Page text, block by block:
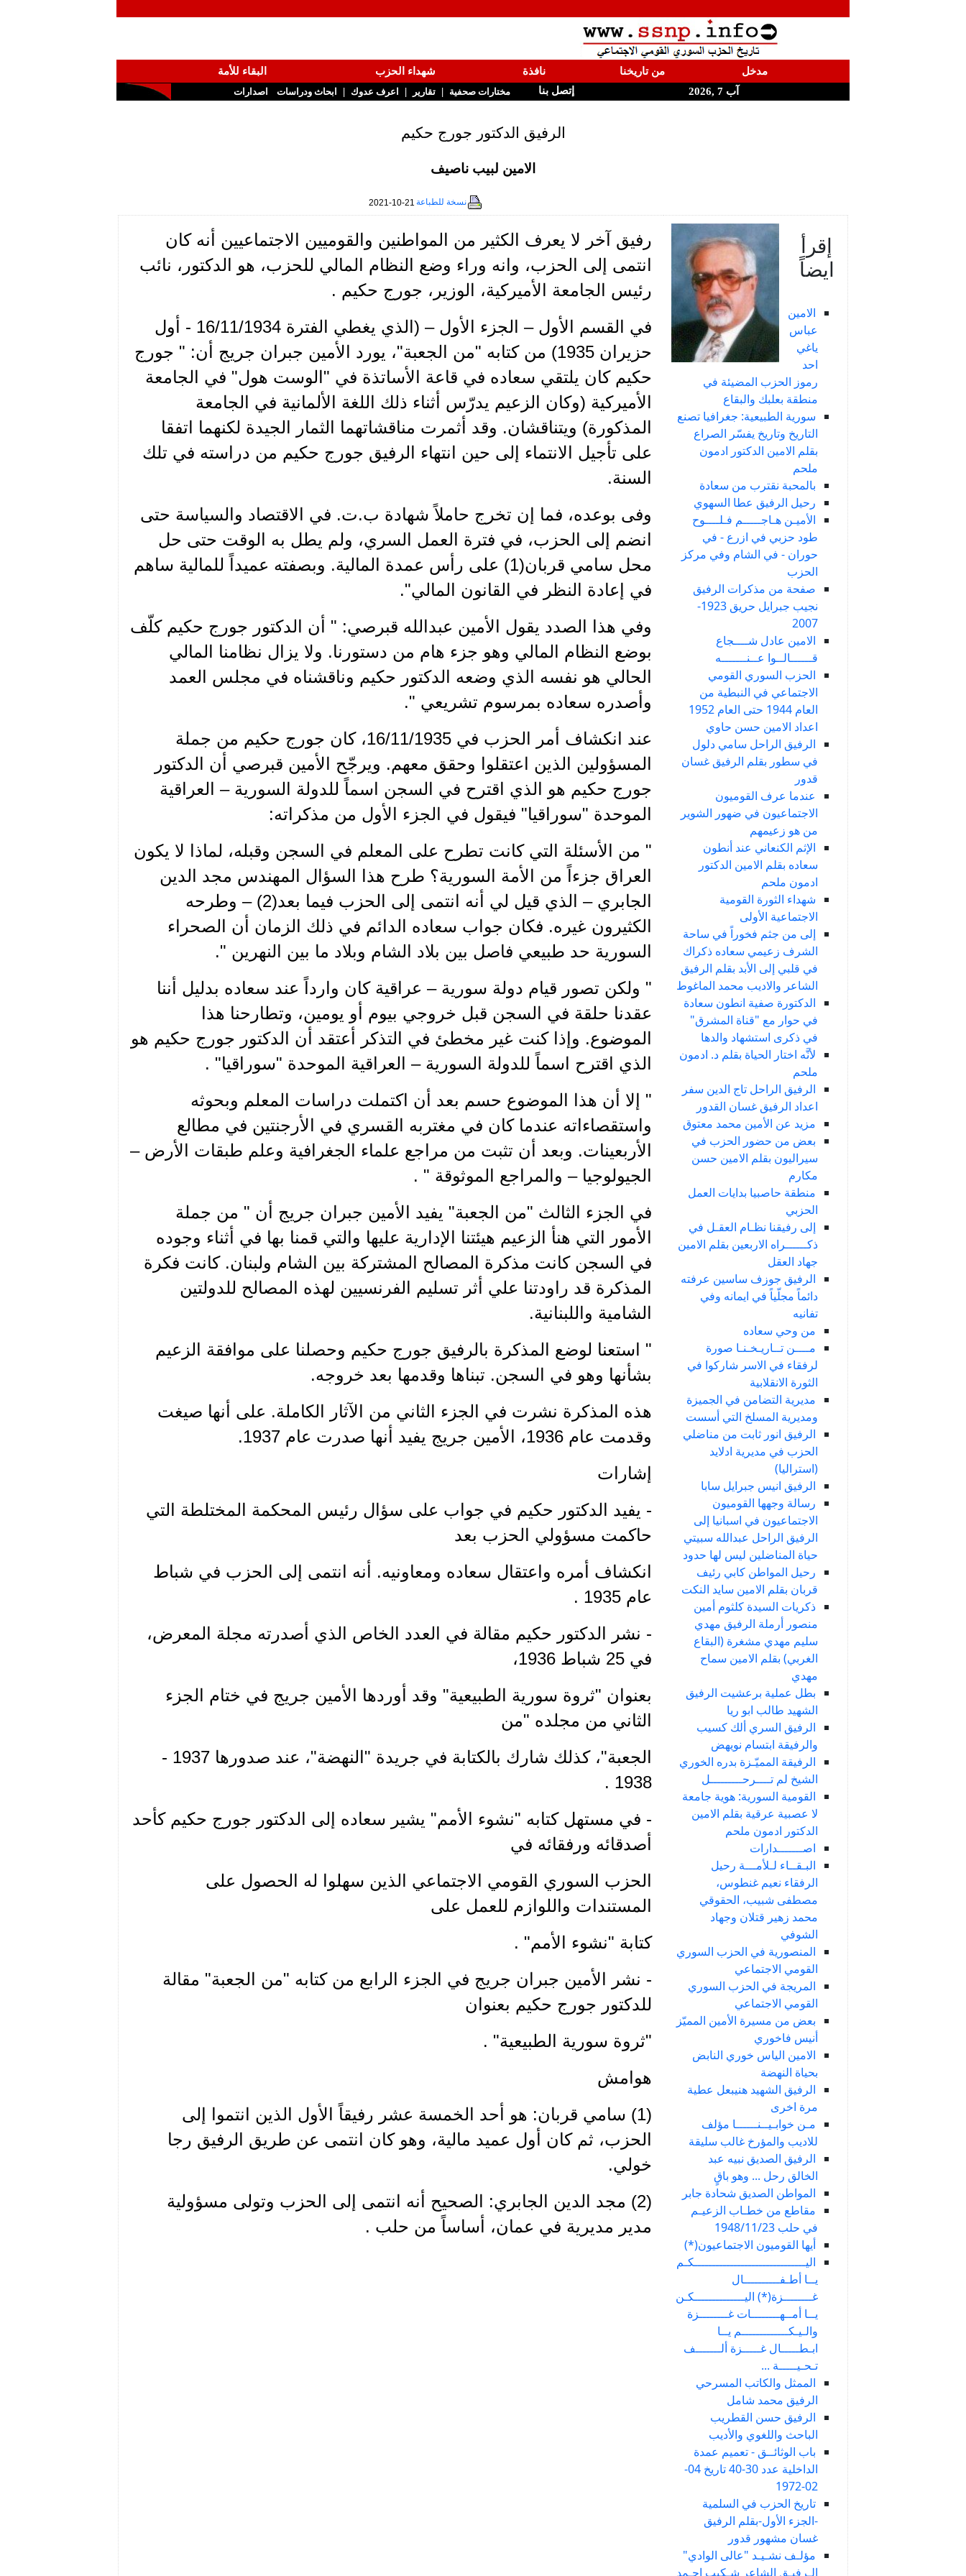
مدخل من تاريخنا نافذة شهداء الحزب
البقاء للأمة
آب 7 ,2026
إتصل بنا مختارات صحفية | تقارير | اعرف عدوك | ابحاث ودراسات اصدارات
الرفيق الدكتور جورج حكيم
الامين لبيب ناصيف
نسخة للطباعة 2021-10-21
إقرأ
ايضاً
الامين
عباس
ياغي
احد
رموز الحزب المضيئة في
منطقة بعلبك والبقاع
سورية الطبيعية: جغرافيا تصنع
التاريخ وتاريخ يفسّر الصراع
بقلم الامين الدكتور ادمون
ملحم
بالمحبة نقترب من سعادة
رحيل الرفيق عطا السهوي
الأميـن هـاجـــــم فـلــــوح
طود حزبي في ازرع - في
حوران - في الشام وفي مركز
الحزب
صفحة من مذكرات الرفيق
نجيب جبرايل حريق 1923-
2007
الامين عادل شــــجاع
قــــــالــوا عــنـــــــه
الحزب السوري القومي
الاجتماعي في النبطية من
العام 1944 حتى العام 1952
اعداد الامين حسن حاوي
الرفيق الراحل سامي دلول
في سطور بقلم الرفيق غسان
قدور
عندما عرف القوميون
الاجتماعيون في ضهور الشوير
من هو زعيمهم
الإثم الكنعاني عند أنطون
سعاده بقلم الامين الدكتور
ادمون ملحم
شهداء الثورة القومية
الاجتماعية الأولى
إلى من جثم فخوراً في ساحة
الشرف زعيمي سعاده ذكراك
في قلبي إلى الأبد بقلم الرفيق
الشاعر والاديب محمد الماغوط
الدكتورة صفية انطون سعادة
في حوار مع "قناة المشرق"
في ذكرى استشهاد والدها
لأنَّه اختار الحياة بقلم د. ادمون
ملحم
الرفيق الراحل تاج الدين سفر
اعداد الرفيق غسان القدور
مزيد عن الأمين محمد معتوق
بعض من حضور الحزب في
سيراليون بقلم الامين حسن
مكارم
منطقة حاصبيا بدايات العمل
الحزبي
إلى رفيقنا نظـام العقـل في
ذكــــــراه الاربعين بقلم الامين
جهاد العقل
الرفيق جوزف ساسين عرفته
دائماً مجلّياً في ايمانه وفي
تفانيه
من وحي سعاده
مــــن تــاريـخـنـا صورة
لرفقاء في الاسر شاركوا في
الثورة الانقلابية
مديرية التضامن في الجميزة
ومديرية المسلخ التي أسست
الرفيق انور ثابت من مناضلي
الحزب في مديرية ادلايد
(استراليا)
الرفيق انيس جبرايل سابا
رسالة وجهها القوميون
الاجتماعيون في اسبانيا إلى
الرفيق الراحل عبدالله سبيتي
حياة المناضلين ليس لها حدود
رحيل المواطن كابي رئيف
قربان بقلم الامين سايد النكت
ذكريات السيدة كلثوم أمين
منصور أرملة الرفيق مهدي
سليم مهدي مشغرة (البقاع
الغربي) بقلم الامين سماح
مهدي
بطل عملية برعشيت الرفيق
الشهيد طالب ابو ريا
الرفيق السري ألك كسيب
والرفيقة ابتسام نويهض
الرفيقة المميّـزة بدره الخوري
الشيخ لم تــــرحـــــــــل
القومية السورية: هوية جامعة
لا عصبية عرقية بقلم الامين
الدكتور ادمون ملحم
اصـــــــدارات
البـقــاء لـلأمـــة رحيل
الرفقاء نعيم غنطوس،
مصطفى شبيب، الحقوقي
محمد زهير قتلان وجهاد
الشوفي
المنصورية في الحزب السوري
القومي الاجتماعي
المريجة في الحزب السوري
القومي الاجتماعي
بعض من مسيرة الأمين المميّز
أنيس فاخوري
الامين الياس خوري النابض
بحياة النهضة
الرفيق الشهيد هنيبعل عطية
مرة اخرى
مـن خوابـيــنــــــا مؤلف
للاديب والمؤرخ غالب سليقة
الرفيق الصديق نبيه عبد
الخالق رحل ... وهو باقٍ
المواطن الصديق شحادة جابر
مقاطع من خطـاب الزعيـم
في حلب 1948/11/23
أيها القوميون الاجتماعيون(*)
اليـــــــــــــــــــــــــــــــكـم
يــا أطـفــــــــــال
غــــــــزة(*) اليــــــــــــــكـن
يــا أمــهــــــــات غــــــــزة
والـيـكـــــــــــــم يــا
ابـطـــــال غـــــزة ألـــــــف
تـحـيـــــة ...
الممثل والكاتب المسرحي
الرفيق محمد شامل
الرفيق حسن القطريب
الباحث واللغوي والأديب
باب الوثائــق - تعميم عمدة
الداخلية عدد 30-40 تاريخ 04-
02-1972
تاريخ الحزب في السلمية
-الجزء الأول-بقلم الرفيق
غسان مشهور قدور
مؤلـف نشـيـد "عالى الوادي"
الـرفيـق الشاعر شـكيب احـمد
رفيق آخر لا يعرف الكثير من المواطنين والقوميين الاجتماعيين أنه كان
انتمى إلى الحزب، وانه وراء وضع النظام المالي للحزب، هو الدكتور، نائب
رئيس الجامعة الأميركية، الوزير، جورج حكيم .
في القسم الأول – الجزء الأول – (الذي يغطي الفترة 16/11/1934 - أول
حزيران 1935) من كتابه "من الجعبة"، يورد الأمين جبران جريج أن: " جورج
حكيم كان يلتقي سعاده في قاعة الأساتذة في "الوست هول" في الجامعة
الأميركية (وكان الزعيم يدرّس أثناء ذلك اللغة الألمانية في الجامعة
المذكورة) ويتناقشان. وقد أثمرت مناقشاتهما الثمار الجيدة لكنهما اتفقا
على تأجيل الانتماء إلى حين انتهاء الرفيق جورج حكيم من دراسته في تلك
السنة.
وفى بوعده، فما إن تخرج حاملاً شهادة ب.ت. في الاقتصاد والسياسة حتى
انضم إلى الحزب، في فترة العمل السري، ولم يطل به الوقت حتى حل
محل سامي قربان(1) على رأس عمدة المالية. وبصفته عميداً للمالية ساهم
في إعادة النظر في القانون المالي".
وفي هذا الصدد يقول الأمين عبدالله قبرصي: " أن الدكتور جورج حكيم كلّف
بوضع النظام المالي وهو جزء هام من دستورنا. ولا يزال نظامنا المالي
الحالي هو نفسه الذي وضعه الدكتور حكيم وناقشناه في مجلس العمد
وأصدره سعاده بمرسوم تشريعي ".
عند انكشاف أمر الحزب في 16/11/1935، كان جورج حكيم من جملة
المسؤولين الذين اعتقلوا وحقق معهم. ويرجّح الأمين قبرصي أن الدكتور
جورج حكيم هو الذي اقترح في السجن اسماً للدولة السورية – العراقية
الموحدة "سوراقيا" فيقول في الجزء الأول من مذكراته:
" من الأسئلة التي كانت تطرح على المعلم في السجن وقبله، لماذا لا يكون
العراق جزءاً من الأمة السورية؟ طرح هذا السؤال المهندس مجد الدين
الجابري – الذي قيل لي أنه انتمى إلى الحزب فيما بعد(2) – وطرحه
الكثيرون غيره. فكان جواب سعاده الدائم في ذلك الزمان أن الصحراء
السورية حد طبيعي فاصل بين بلاد الشام وبلاد ما بين النهرين ".
" ولكن تصور قيام دولة سورية – عراقية كان وارداً عند سعاده بدليل أننا
عقدنا حلقة في السجن قبل خروجي بيوم أو يومين، وتطارحنا هذا
الموضوع. وإذا كنت غير مخطئ في التذكر أعتقد أن الدكتور جورج حكيم هو
الذي اقترح اسماً للدولة السورية – العراقية الموحدة "سوراقيا" .
" إلا أن هذا الموضوع حسم بعد أن اكتملت دراسات المعلم وبحوثه
واستقصاءاته عندما كان في مغتربه القسري في الأرجنتين في مطالع
الأربعينات. وبعد أن تثبت من مراجع علماء الجغرافية وعلم طبقات الأرض –
الجيولوجيا – والمراجع الموثوقة " .
في الجزء الثالث "من الجعبة" يفيد الأمين جبران جريج أن " من جملة
الأمور التي هنأ الزعيم هيئتنا الإدارية عليها والتي قمنا بها في أثناء وجوده
في السجن كانت مذكرة المصالح المشتركة بين الشام ولبنان. كانت فكرة
المذكرة قد راودتنا علي أثر تسليم الفرنسيين لهذه المصالح للدولتين
الشامية واللبنانية.
" استعنا لوضع المذكرة بالرفيق جورج حكيم وحصلنا على موافقة الزعيم
بشأنها وهو في السجن. تبناها وقدمها بعد خروجه.
هذه المذكرة نشرت في الجزء الثاني من الآثار الكاملة. على أنها صيغت
وقدمت عام 1936، الأمين جريج يفيد أنها صدرت عام 1937.
إشارات
- يفيد الدكتور حكيم في جواب على سؤال رئيس المحكمة المختلطة التي
حاكمت مسؤولي الحزب بعد
انكشاف أمره واعتقال سعاده ومعاونيه. أنه انتمى إلى الحزب في شباط
عام 1935 .
- نشر الدكتور حكيم مقالة في العدد الخاص الذي أصدرته مجلة المعرض،
في 25 شباط 1936،
بعنوان "ثروة سورية الطبيعية" وقد أوردها الأمين جريج في ختام الجزء
الثاني من مجلده "من
الجعبة"، كذلك شارك بالكتابة في جريدة "النهضة"، عند صدورها 1937 -
1938 .
- في مستهل كتابه "نشوء الأمم" يشير سعاده إلى الدكتور جورج حكيم كأحد
أصدقائه ورفقائه في
الحزب السوري القومي الاجتماعي الذين سهلوا له الحصول على
المستندات واللوازم للعمل على
كتابة "نشوء الأمم" .
- نشر الأمين جبران جريج في الجزء الرابع من كتابه "من الجعبة" مقالة
للدكتور جورج حكيم بعنوان
"ثروة سورية الطبيعية" .
هوامش
(1) سامي قربان: هو أحد الخمسة عشر رفيقاً الأول الذين انتموا إلى
الحزب، ثم كان أول عميد مالية، وهو كان انتمى عن طريق الرفيق رجا
خولي.
(2) مجد الدين الجابري: الصحيح أنه انتمى إلى الحزب وتولى مسؤولية
مدير مديرية في عمان، أساساً من حلب .